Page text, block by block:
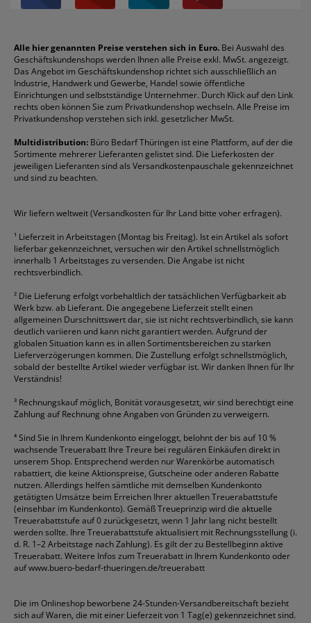
Über uns
Reklamation / Retouren
Vertrag widerrufen (Privatkunden)
Rabatte & Aktionen
Boardmarker
Briefumschläge
Druckerpatronen
Etiketten
Fineliner
Folienschreiber
Formulare
Gelschreiber
Geschäftsbücher
Klebeband
Klemmmappen
Kopierpapier
Korrekturmittel
Kugelschreiber
Mappen
Ordner
Packband
Permanentmarker
Sichthüllen
Taschenrechner
Textmarker
Tintenroller
Tintenpatronen
Toilettenpapier
Toner
Versandmaterial
Versandtaschen
Canon
Durable
DYMO
Edding
Esselte
Faber-Castell
Fellowes
Franken
Fripa
HP
Melitta
Pentel
Pelikan
Pilot
Pritt
Schneider
Stabilo
Staedtler
alle Marken anzeigen
Alle hier genannten Preise verstehen sich in Euro. Bei Auswahl des
Geschäftskundenshops werden Ihnen alle Preise exkl. MwSt. angezeigt.
Das Angebot im Geschäftskundenshop richtet sich ausschließlich an
Industrie, Handwerk und Gewerbe, Handel sowie öffentliche
Einrichtungen und selbstständige Unternehmer. Durch Klick auf den Link
rechts oben können Sie zum Privatkundenshop wechseln. Alle Preise im
Privatkundenshop verstehen sich inkl. gesetzlicher MwSt.
Multidistribution: Büro Bedarf Thüringen ist eine Plattform, auf der die
Sortimente mehrerer Lieferanten gelistet sind. Die Lieferkosten der
jeweiligen Lieferanten sind als Versandkostenpauschale gekennzeichnet
und sind zu beachten.
Wir liefern weltweit (Versandkosten für Ihr Land bitte voher erfragen).
¹ Lieferzeit in Arbeitstagen (Montag bis Freitag). Ist ein Artikel als sofort
lieferbar gekennzeichnet, versuchen wir den Artikel schnellstmöglich
innerhalb 1 Arbeitstages zu versenden. Die Angabe ist nicht
rechtsverbindlich.
² Die Lieferung erfolgt vorbehaltlich der tatsächlichen Verfügbarkeit ab
Werk bzw. ab Lieferant. Die angegebene Lieferzeit stellt einen
allgemeinen Durschnittswert dar, sie ist nicht rechtsverbindlich, sie kann
deutlich variieren und kann nicht garantiert werden. Aufgrund der
globalen Situation kann es in allen Sortimentsbereichen zu starken
Lieferverzögerungen kommen. Die Zustellung erfolgt schnellstmöglich,
sobald der bestellte Artikel wieder verfügbar ist. Wir danken Ihnen für Ihr
Verständnis!
³ Rechnungskauf möglich, Bonität vorausgesetzt, wir sind berechtigt eine
Zahlung auf Rechnung ohne Angaben von Gründen zu verweigern.
⁴Sind Sie in Ihrem Kundenkonto eingeloggt, belohnt der bis auf 10 %
wachsende Treuerabatt Ihre Treure bei regulären Einkäufen direkt in
unserem Shop. Entsprechend werden nur Warenkörbe automatisch
rabattiert, die keine Aktionspreise, Gutscheine oder anderen Rabatte
nutzen. Allerdings helfen sämtliche mit demselben Kundenkonto
getätigten Umsätze beim Erreichen Ihrer aktuellen Treuerabattstufe
(einsehbar im Kundenkonto). Gemäß Treueprinzip wird die aktuelle
Treuerabattstufe auf 0 zurückgesetzt, wenn 1 Jahr lang nicht bestellt
werden sollte. Ihre Treuerabattstufe aktualisiert mit Rechnungsstellung (i.
d. R. 1–2 Arbeitstage nach Zahlung). Es gilt der zu Bestellbeginn aktive
Treuerabatt. Weitere Infos zum Treuerabatt in Ihrem Kundenkonto oder
aufwww.buero-bedarf-thueringen.de/treuerabatt
Die im Onlineshop beworbene 24-Stunden-Versandbereitschaft bezieht
sich auf Waren, die mit einer Lieferzeit von 1 Tag(e) gekennzeichnet sind.